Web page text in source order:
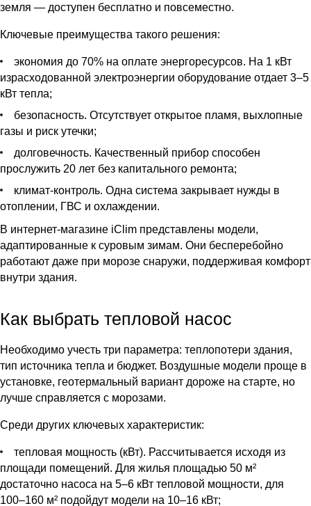
земля — доступен бесплатно и повсеместно.
Ключевые преимущества такого решения:
экономия до 70% на оплате энергоресурсов. На 1 кВт
израсходованной электроэнергии оборудование отдает 3–5
кВт тепла;
безопасность. Отсутствует открытое пламя, выхлопные
газы и риск утечки;
долговечность. Качественный прибор способен
прослужить 20 лет без капитального ремонта;
климат-контроль. Одна система закрывает нужды в
отоплении, ГВС и охлаждении.
В интернет-магазине iClim представлены модели,
адаптированные к суровым зимам. Они бесперебойно
работают даже при морозе снаружи, поддерживая комфорт
внутри здания.
Как выбрать тепловой насос
Необходимо учесть три параметра: теплопотери здания,
тип источника тепла и бюджет. Воздушные модели проще в
установке, геотермальный вариант дороже на старте, но
лучше справляется с морозами.
Среди других ключевых характеристик:
тепловая мощность (кВт). Рассчитывается исходя из
площади помещений. Для жилья площадью 50 м²
достаточно насоса на 5–6 кВт тепловой мощности, для
100–160 м² подойдут модели на 10–16 кВт;